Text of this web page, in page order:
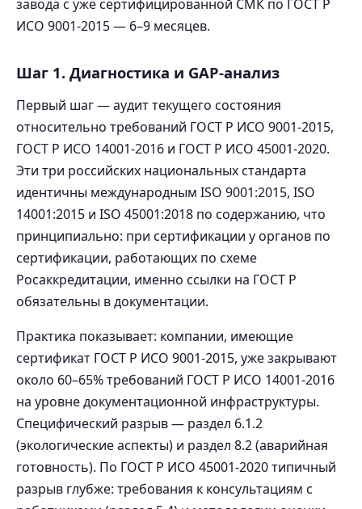
завода с уже сертифицированной СМК по ГОСТ Р
ИСО 9001-2015 — 6–9 месяцев.
Шаг 1. Диагностика и GAP-анализ
Первый шаг — аудит текущего состояния
относительно требований ГОСТ Р ИСО 9001-2015,
ГОСТ Р ИСО 14001-2016 и ГОСТ Р ИСО 45001-2020.
Эти три российских национальных стандарта
идентичны международным ISO 9001:2015, ISO
14001:2015 и ISO 45001:2018 по содержанию, что
принципиально: при сертификации у органов по
сертификации, работающих по схеме
Росаккредитации, именно ссылки на ГОСТ Р
обязательны в документации.
Практика показывает: компании, имеющие
сертификат ГОСТ Р ИСО 9001-2015, уже закрывают
около 60–65% требований ГОСТ Р ИСО 14001-2016
на уровне документационной инфраструктуры.
Специфический разрыв — раздел 6.1.2
(экологические аспекты) и раздел 8.2 (аварийная
готовность). По ГОСТ Р ИСО 45001-2020 типичный
разрыв глубже: требования к консультациям с